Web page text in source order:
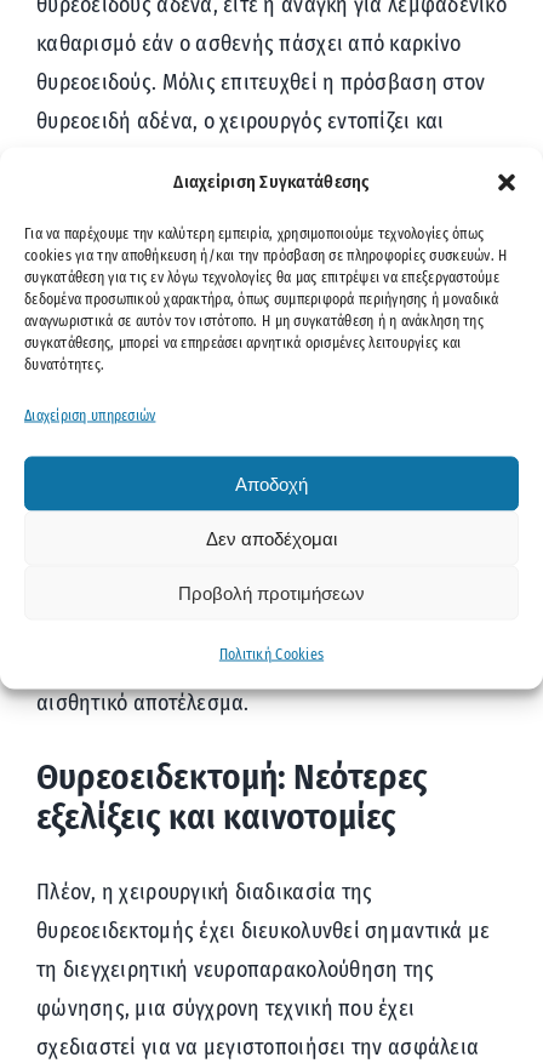
Διαχείριση Συγκατάθεσης
Για να παρέχουμε την καλύτερη εμπειρία, χρησιμοποιούμε τεχνολογίες όπως
cookies για την αποθήκευση ή/και την πρόσβαση σε πληροφορίες συσκευών. Η
συγκατάθεση για τις εν λόγω τεχνολογίες θα μας επιτρέψει να επεξεργαστούμε
δεδομένα προσωπικού χαρακτήρα, όπως συμπεριφορά περιήγησης ή μοναδικά
αναγνωριστικά σε αυτόν τον ιστότοπο. Η μη συγκατάθεση ή η ανάκληση της
συγκατάθεσης, μπορεί να επηρεάσει αρνητικά ορισμένες λειτουργίες και
δυνατότητες.
Διαχείριση υπηρεσιών
Αποδοχή
Δεν αποδέχομαι
Προβολή προτιμήσεων
Πολιτική Cookies
καθαρισμό εάν ο ασθενής πάσχει από καρκίνο
θυρεοειδούς. Μόλις επιτευχθεί η πρόσβαση στον
θυρεοειδή αδένα, ο χειρουργός εντοπίζει και
συμπεριλαμβανομένων του υποτροπιάζοντος
λαρυγγικού νεύρου και των παραθυρεοειδών
αδένων, για να διατηρήσει τη λειτουργία τους.
Ανάλογα με την ένδειξη, μπορεί να γίνει είτε
μερική είτε ολική θυρεοειδεκτομή. Η έκταση της
παθολογία του θυρεοειδούς και την κρίση του
θυρεοειδεκτομής, και οι δύο λοβοί του
θυρεοειδούς αδένα παρασκευάζονται με προσοχή
κι έπειτα αφαιρούνται. Μετά την αφαίρεση του
ραφή προκειμένου να επιτευχθεί ένα άριστο
αισθητικό αποτέλεσμα.
Θυρεοειδεκτομή: Νεότερες
εξελίξεις και καινοτομίες
Πλέον, η χειρουργική διαδικασία της
θυρεοειδεκτομής έχει διευκολυνθεί σημαντικά με
τη διεγχειρητική νευροπαρακολούθηση της
φώνησης, μια σύγχρονη τεχνική που έχει
σχεδιαστεί για να μεγιστοποιήσει την ασφάλεια